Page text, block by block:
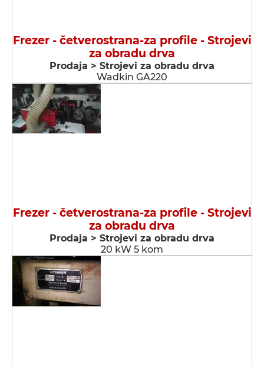
Frezer - četverostrana-za profile - Strojevi
za obradu drva
Prodaja > Strojevi za obradu drva
Wadkin GA220
Frezer - četverostrana-za profile - Strojevi
za obradu drva
Prodaja > Strojevi za obradu drva
20 kW 5 kom